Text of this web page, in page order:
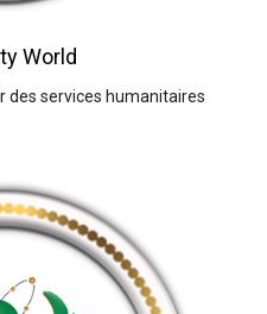
World
des services humanitaires